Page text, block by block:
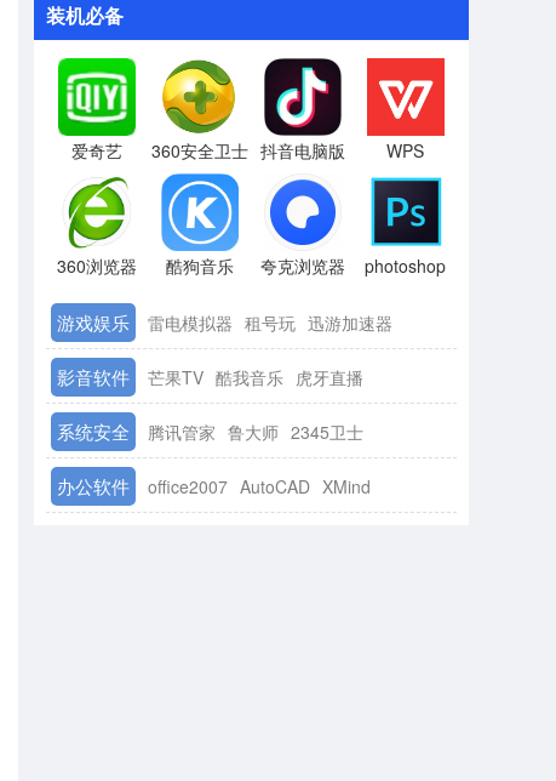
装机必备
爱奇艺 360安全卫士 抖音电脑版 WPS
360浏览器 酷狗音乐 夸克浏览器 photoshop
游戏娱乐 雷电模拟器 租号玩 迅游加速器
影音软件 芒果TV 酷我音乐 虎牙直播
系统安全 腾讯管家 鲁大师 2345卫士
办公软件 office2007 AutoCAD XMind